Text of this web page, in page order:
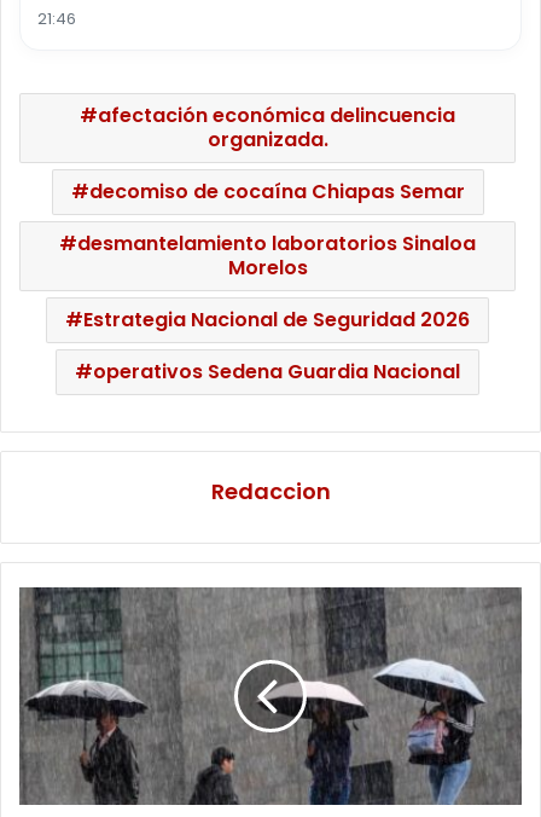
21:46
afectación económica delincuencia
organizada.
decomiso de cocaína Chiapas Semar
desmantelamiento laboratorios Sinaloa
Morelos
Estrategia Nacional de Seguridad 2026
operativos Sedena Guardia Nacional
Redaccion
Alerta
climática:
Tornados
y
lluvias
azotarán
a
México